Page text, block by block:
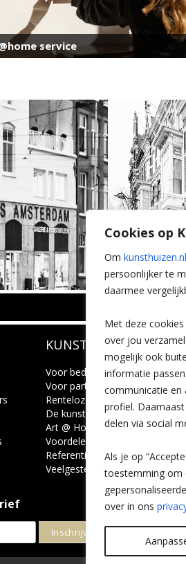
Cookies op
Om kunsthuizen.nl
persoonlijker te
daarmee
Met deze
over jou
mogelijk ook
informatie
communicatie en
profiel.
delen via social
Als je op
toestemming om
over in ons
service
4818 SB Breda
+31 (0)76
Lees meer
KUNSTUITLEEN
Voor bedrijven
Voor particulieren
Renteloze kunstkoop
De kunstcadeaubon
Art @ Home service
Voordelen
Referenties
Veelgestelde vragen